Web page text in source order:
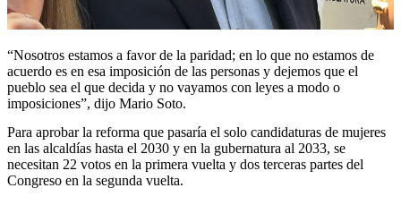
“Nosotros estamos a favor de la paridad; en lo que no estamos de
acuerdo es en esa imposición de las personas y dejemos que el
pueblo sea el que decida y no vayamos con leyes a modo o
imposiciones”, dijo Mario Soto.
Para aprobar la reforma que pasaría el solo candidaturas de mujeres
en las alcaldías hasta el 2030 y en la gubernatura al 2033, se
necesitan 22 votos en la primera vuelta y dos terceras partes del
Congreso en la segunda vuelta.